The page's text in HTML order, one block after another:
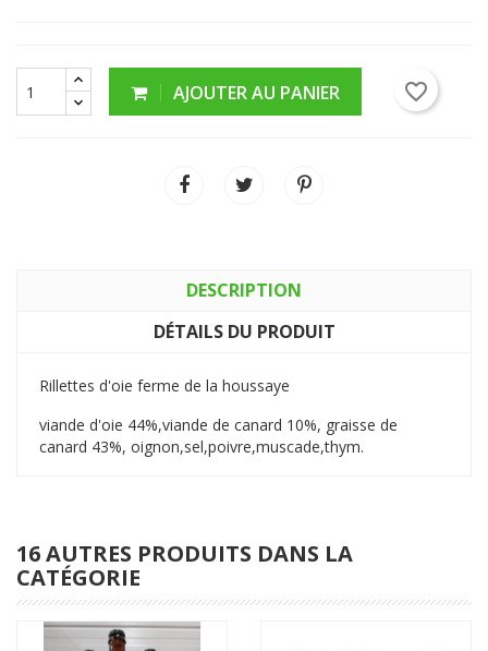
AJOUTER AU PANIER favorite_border
DESCRIPTION
DÉTAILS DU PRODUIT
Rillettes d'oie ferme de la houssaye
viande d'oie 44%,viande de canard 10%, graisse de
canard 43%, oignon,sel,poivre,muscade,thym.
16 AUTRES PRODUITS DANS LA
CATÉGORIE